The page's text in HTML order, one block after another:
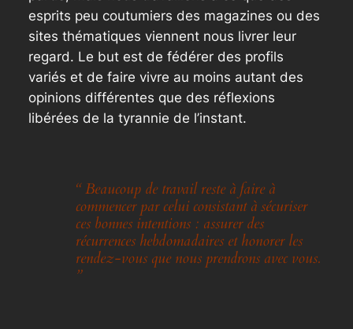
esprits peu coutumiers des magazines ou des
sites thématiques viennent nous livrer leur
regard. Le but est de fédérer des profils
variés et de faire vivre au moins autant des
opinions différentes que des réflexions
libérées de la tyrannie de l’instant.
“ Beaucoup de travail reste à faire à
commencer par celui consistant à sécuriser
ces bonnes intentions : assurer des
récurrences hebdomadaires et honorer les
rendez-vous que nous prendrons avec vous.
”